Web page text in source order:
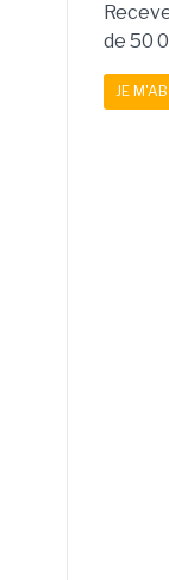
de 50
JE